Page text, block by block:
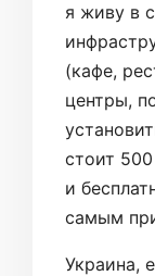
я живу в
(кафе,
центры,
стоит
и
самым
Украина,